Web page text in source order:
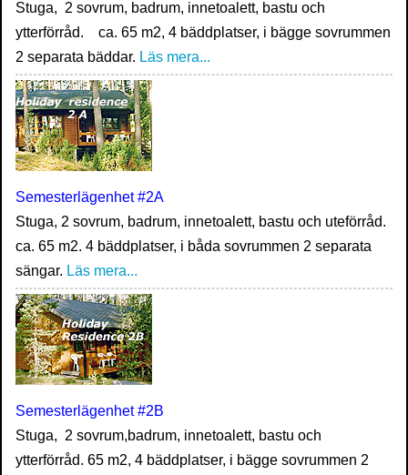
Stuga, 2 sovrum, badrum, innetoalett, bastu och
ytterförråd. ca. 65 m2, 4 bäddplatser, i bägge sovrummen
2 separata bäddar. Läs mera...
Semesterlägenhet #2A
Stuga, 2 sovrum, badrum, innetoalett, bastu och uteförråd.
ca. 65 m2. 4 bäddplatser, i båda sovrummen 2 separata
sängar. Läs mera...
Semesterlägenhet #2B
Stuga, 2 sovrum,badrum, innetoalett, bastu och
ytterförråd. 65 m2, 4 bäddplatser, i bägge sovrummen 2